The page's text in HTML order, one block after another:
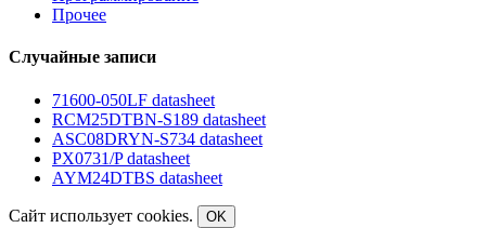
Прочее
Случайные записи
71600-050LF datasheet
RCM25DTBN-S189 datasheet
ASC08DRYN-S734 datasheet
PX0731/P datasheet
AYM24DTBS datasheet
Сайт использует cookies.
OK